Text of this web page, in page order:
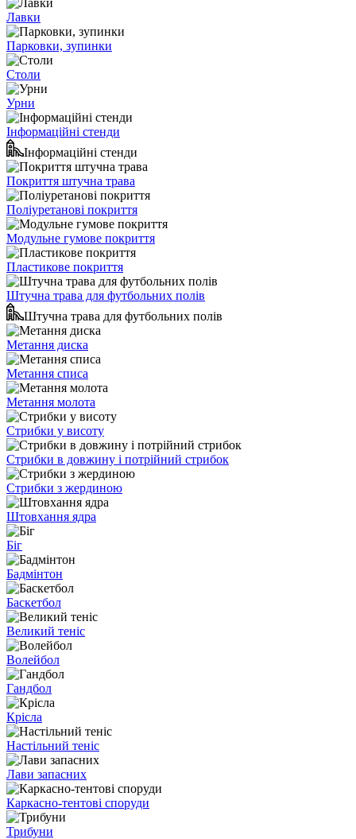
Лавки
Парковки, зупинки
Столи
Урни
Інформаційні стенди
Інформаційні стенди
Покриття штучна трава
Поліуретанові покриття
Модульне гумове покриття
Пластикове покриття
Штучна трава для футбольних полів
Штучна трава для футбольних полів
Метання диска
Метання списа
Метання молота
Стрибки у висоту
Стрибки в довжину і потрійний стрибок
Стрибки з жердиною
Штовхання ядра
Біг
Бадмінтон
Баскетбол
Великий теніс
Волейбол
Гандбол
Крісла
Настільний теніс
Лави запасних
Каркасно-тентові споруди
Трибуни